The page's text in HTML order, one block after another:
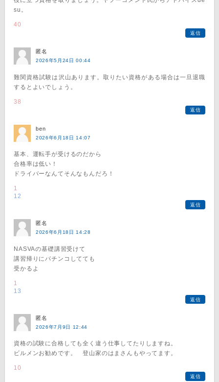
su。
40
返信
匿名
2026年5月24日 00:44
難関資格試験は沢山あります。取りたい資格がある場合は一旦退職
するとよいでしょう。
38
返信
ben
2026年6月18日 14:07
基本、運転手が受けるのだから
合格率は低い！
ドライバーなんてそんなもんだろ！
1
12
返信
匿名
2026年6月18日 14:28
NASVAの基礎講習受けて
講習帰りにパチンコしてても
受かるよ
1
13
返信
匿名
2026年7月9日 12:44
資格の試験に合格しても全く違う仕事してたりしますね。
ビルメンお勧めです。 登山家のはまさんもやってます。
10
返信